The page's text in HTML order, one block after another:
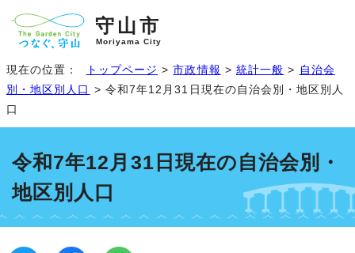
守山市
Moriyama City
現在の位置： トップページ >市政情報 > 統計一般 > 自治会
別・地区別人口 > 令和7年12月31日現在の自治会別・地区別人
口
令和7年12月31日現在の自治会別・
地区別人口